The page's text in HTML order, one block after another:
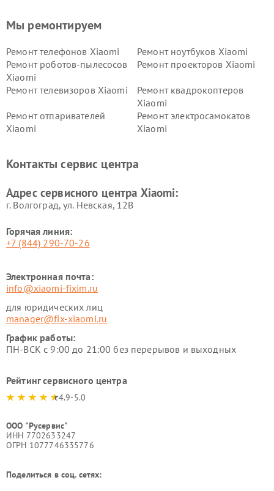
Мы ремонтируем
Ремонт телефонов Xiaomi
Ремонт ноутбуков Xiaomi
Ремонт роботов-пылесосов
Xiaomi
Ремонт проекторов Xiaomi
Ремонт телевизоров Xiaomi
Ремонт квадрокоптеров
Xiaomi
Ремонт отпаривателей
Xiaomi
Ремонт электросамокатов
Xiaomi
Ремонт стиральных машин
Ремонт смарт-часов Xiaomi
Контакты сервис центра
Адрес сервисного центра Xiaomi:
г. Волгоград, ул. Невская, 12В
Горячая линия:
+7 (844) 290-70-26
Электронная почта:
info@xiaomi-fixim.ru
для юридических лиц
manager@fix-xiaomi.ru
График работы:
ПН-ВСК с 9:00 до 21:00 без перерывов и выходных
Рейтинг сервисного центра
4.9-5.0
ООО "Русервис"
ИНН 7702633247
ОГРН 1077746335776
Поделиться в соц. сетях: